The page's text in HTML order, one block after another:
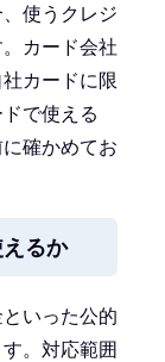
使うクレジ
カード会社
カードに限
で使える
確かめてお
るか
いった公的
。対応範囲